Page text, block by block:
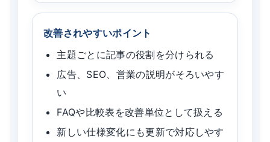
改善されやすいポイント
主題ごとに記事の役割を分けられる
広告、SEO、営業の説明がそろいやす
い
FAQや比較表を改善単位として扱える
新しい仕様変化にも更新で対応しやす